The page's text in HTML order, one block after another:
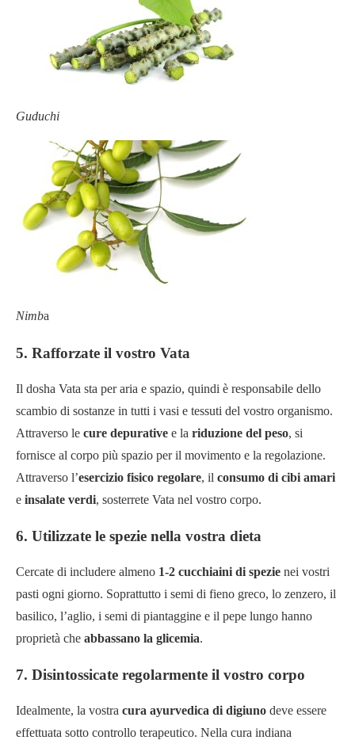
Guduchi
Nimba
5. Rafforzate il vostro Vata
Il dosha Vata sta per aria e spazio, quindi è responsabile dello
scambio di sostanze in tutti i vasi e tessuti del vostro organismo.
Attraverso le cure depurative e la riduzione del peso, si
fornisce al corpo più spazio per il movimento e la regolazione.
Attraverso l’esercizio fisico regolare, il consumo di cibi amari
e insalate verdi, sosterrete Vata nel vostro corpo.
6. Utilizzate le spezie nella vostra dieta
Cercate di includere almeno 1-2 cucchiaini di spezie nei vostri
pasti ogni giorno. Soprattutto i semi di fieno greco, lo zenzero, il
basilico, l’aglio, i semi di piantaggine e il pepe lungo hanno
proprietà che abbassano la glicemia.
7. Disintossicate regolarmente il vostro corpo
Idealmente, la vostra cura ayurvedica di digiuno deve essere
effettuata sotto controllo terapeutico. Nella cura indiana